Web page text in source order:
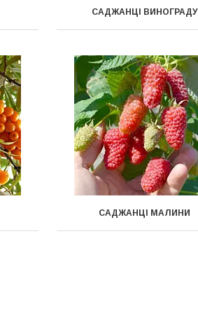
САДЖАНЦІ ВИНОГРАДУ
САДЖАНЦІ МАЛИНИ